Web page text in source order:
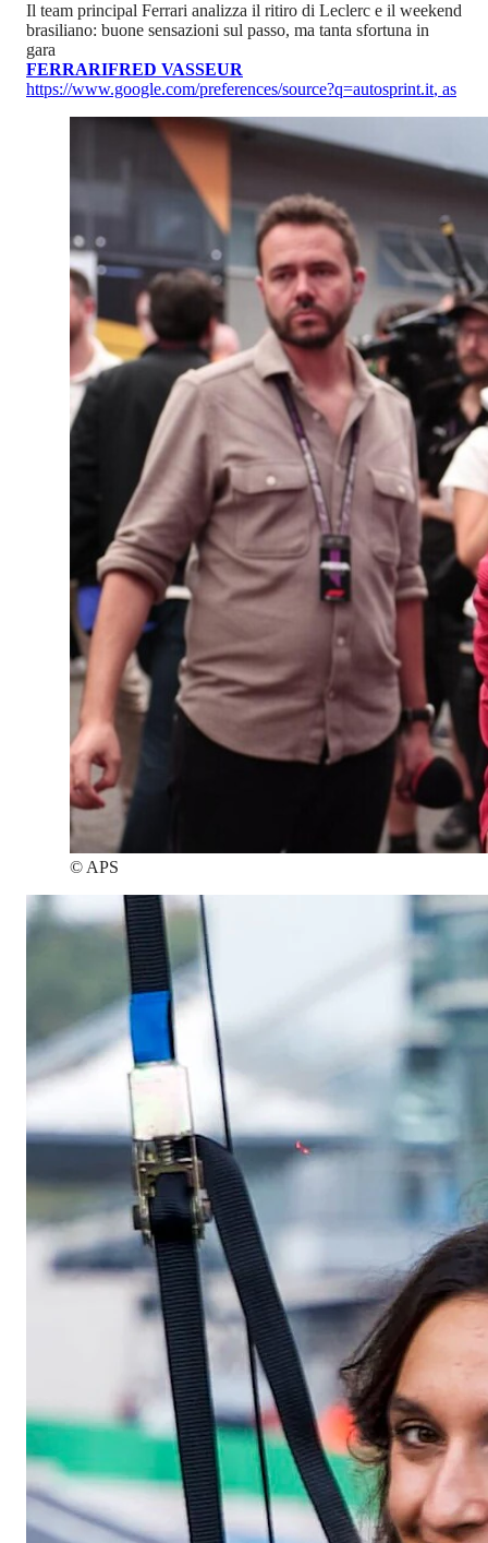
Il team principal Ferrari analizza il ritiro di Leclerc e il weekend
brasiliano: buone sensazioni sul passo, ma tanta sfortuna in
gara
FERRARIFRED VASSEUR
https://www.google.com/preferences/source?q=autosprint.it, as
© APS